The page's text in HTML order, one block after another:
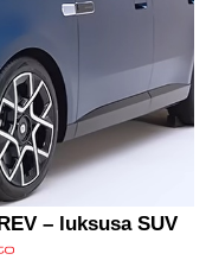
– luksusa SUV